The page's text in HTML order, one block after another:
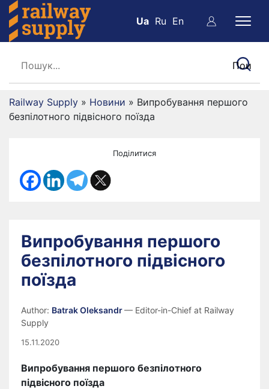
Ua Ru En
Railway Supply » Новини » Випробування першого
безпілотного підвісного поїзда
Поділитися
Випробування першого
безпілотного підвісного
поїзда
Author: Batrak Oleksandr— Editor-in-Chief at Railway
Supply
15.11.2020
Випробування першого безпілотного
підвісного поїзда